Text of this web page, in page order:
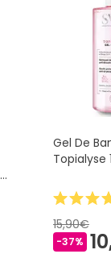
Gel De
Topialyse
15,90€
-37%